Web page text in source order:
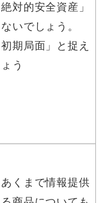
対的安全資産」
いでしょう。
期局面」と捉え
う
くまで情報提供